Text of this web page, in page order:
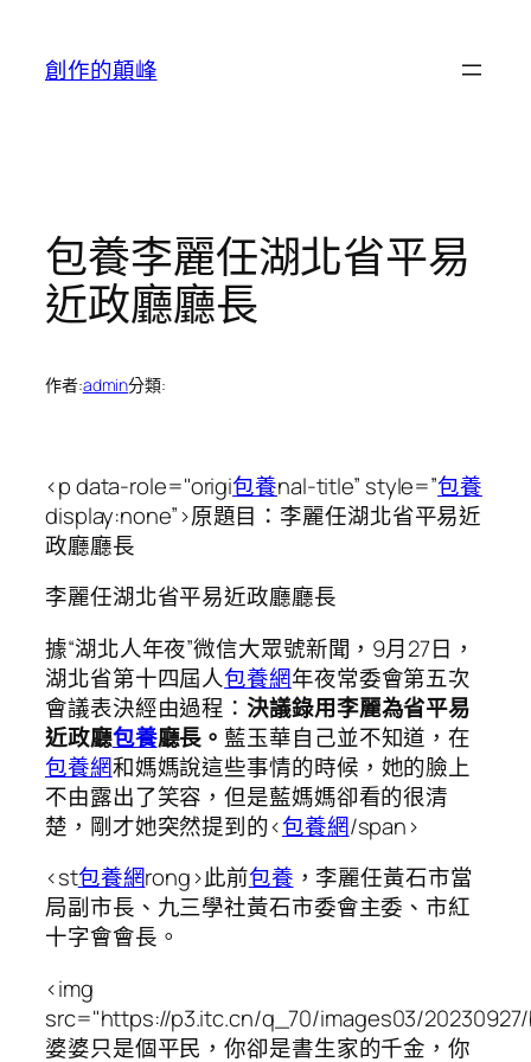
創作的顛峰
包養李麗任湖北省平易
近政廳廳長
作者:admin分類:
<p data-role="origi包養nal-title” style=”包養
display:none”>原題目：李麗任湖北省平易近
政廳廳長
李麗任湖北省平易近政廳廳長
據“湖北人年夜”微信大眾號新聞，9月27日，
湖北省第十四屆人包養網年夜常委會第五次
會議表決經由過程：決議錄用李麗為省平易
近政廳包養廳長。 藍玉華自己並不知道，在
包養網和媽媽說這些事情的時候，她的臉上
不由露出了笑容，但是藍媽媽卻看的很清
楚，剛才她突然提到的<包養網/span>
<st包養網rong>此前包養 ，李麗任黃石市當
局副市長、九三學社黃石市委會主委、市紅
十字會會長。
<img
src="https://p3.itc.cn/q_70/images03/20230927/
婆婆只是個平民，你卻是書生家的千金，你